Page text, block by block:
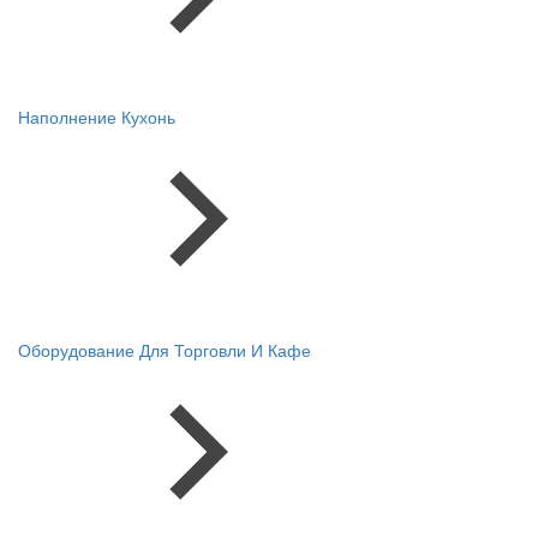
Наполнение Кухонь
Оборудование Для Торговли И Кафе